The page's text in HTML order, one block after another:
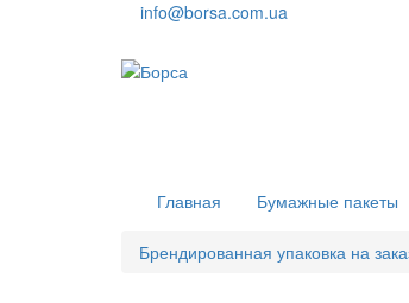
info@borsa.com.ua
Главная Бумажные пакеты
Брендированная упаковка на